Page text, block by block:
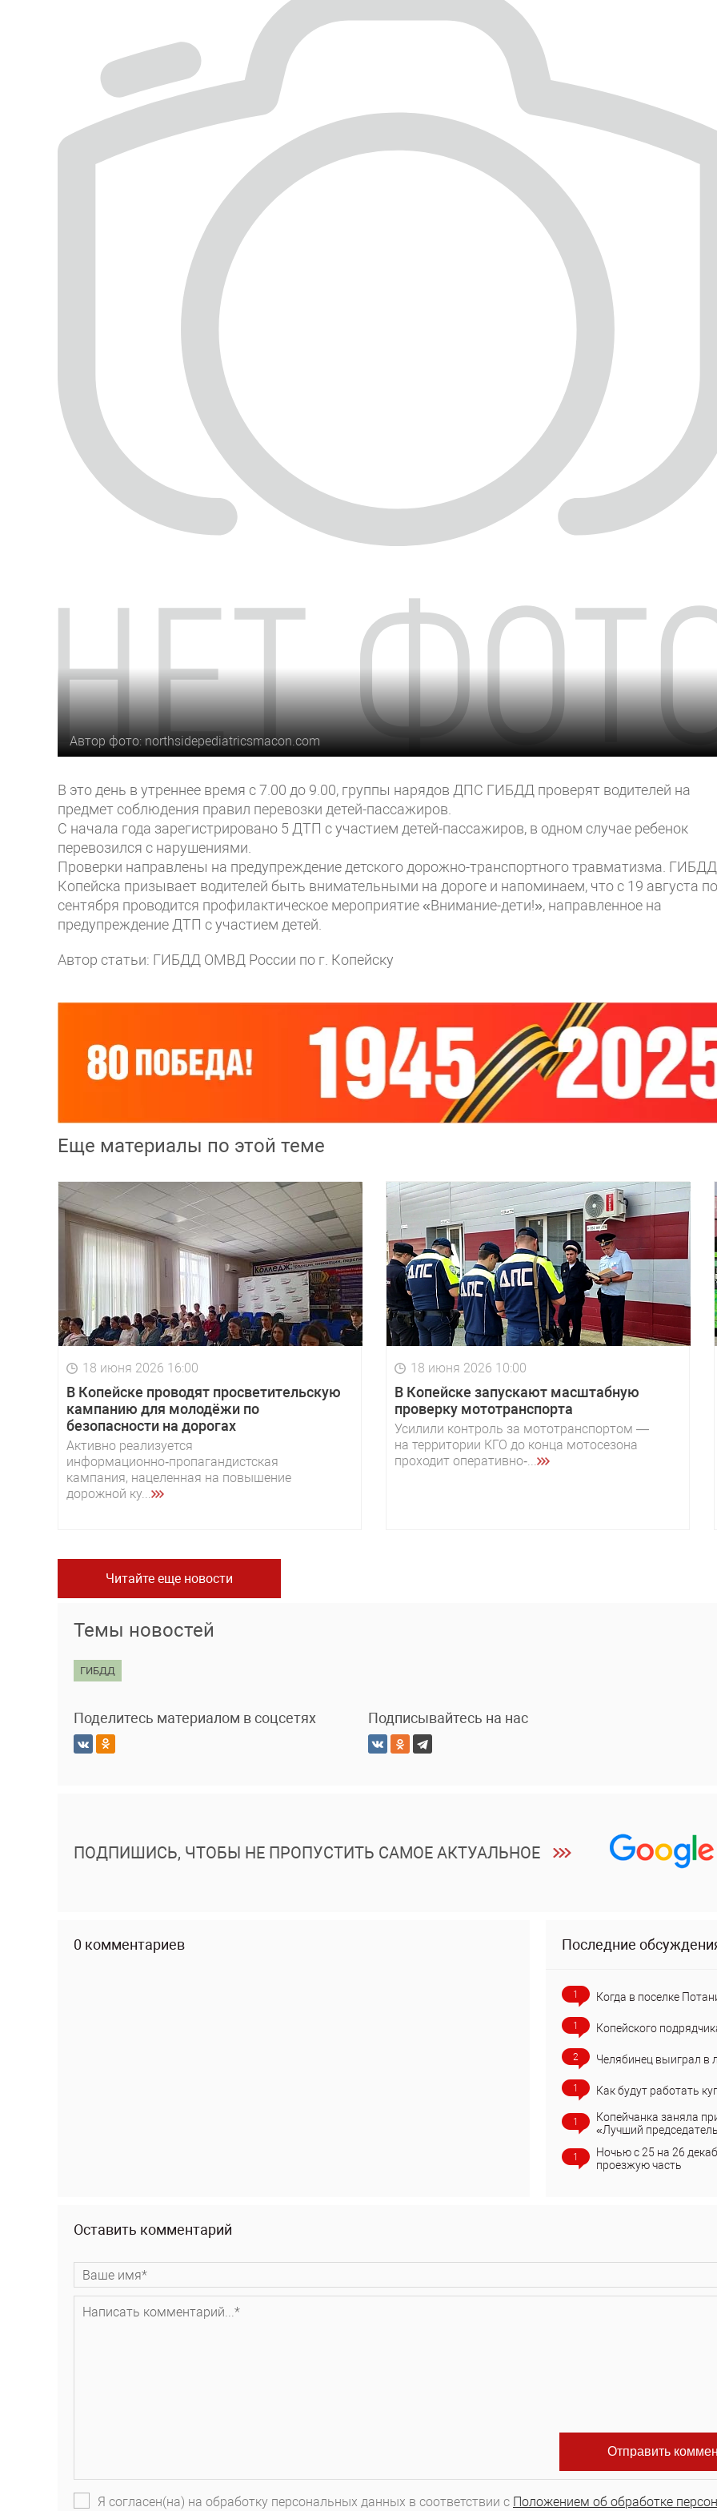
Автор фото: northsidepediatricsmacon.com
В это день в утреннее время с 7.00 до 9.00, группы нарядов ДПС ГИБДД проверят водителей на
предмет соблюдения правил перевозки детей-пассажиров.
С начала года зарегистрировано 5 ДТП с участием детей-пассажиров, в одном случае ребенок
перевозился с нарушениями.
Проверки направлены на предупреждение детского дорожно-транспортного травматизма. ГИБДД
Копейска призывает водителей быть внимательными на дороге и напоминаем, что с 19 августа
сентября проводится профилактическое мероприятие «Внимание-дети!», направленное на
предупреждение ДТП с участием детей.
Автор статьи: ГИБДД ОМВД России по г. Копейску
Еще материалы по этой теме
18 июня 2026 16:00
В Копейске проводят просветительскую
кампанию для молодёжи по
безопасности на дорогах
Активно реализуется
информационно‑пропагандистская
кампания, нацеленная на повышение
дорожной ку...
18 июня 2026 10:00
В Копейске запускают масштабную
проверку мототранспорта
Усилили контроль за мототранспортом —
на территории КГО до конца мотосезона
проходит оперативно‑...
Читайте еще новости
Темы новостей
ГИБДД
Поделитесь материалом в соцсетях Подписывайтесь на нас
ПОДПИШИСЬ, ЧТОБЫ НЕ ПРОПУСТИТЬ САМОЕ АКТУАЛЬНОЕ
0 комментариев Последние
1 Когда в поселке
1 Копейского
2 Челябинец выиграл в
1 Как будут работать
1
Копейчанка заняла
«Лучший
1
Ночью с 25 на 26
проезжую часть
Оставить комментарий
Я согласен(на) на обработку персональных данных в соответствии с Положением об обработке